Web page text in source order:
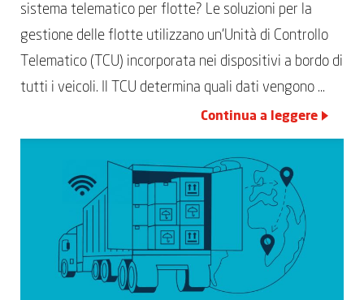
sistema telematico per flotte? Le soluzioni per la
gestione delle flotte utilizzano un’Unità di Controllo
Telematico (TCU) incorporata nei dispositivi a bordo di
tutti i veicoli. Il TCU determina quali dati vengono …
Continua a leggere